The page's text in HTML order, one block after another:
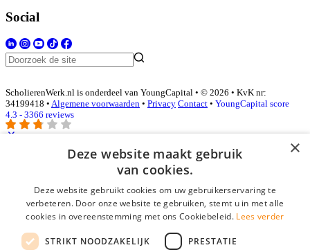
Social
ScholierenWerk.nl is onderdeel van YoungCapital • © 2026 • KvK nr:
34199418 • Algemene voorwaarden • Privacy Contact • YoungCapital score
4.3 - 3366 reviews
E-mail*
Wachtwoord
login gegevens onthouden
×
Deze website maakt gebruik
van cookies.
Deze website gebruikt cookies om uw gebruikerservaring te
verbeteren. Door onze website te gebruiken, stemt u in met alle
cookies in overeenstemming met ons Cookiebeleid. Lees verder
STRIKT NOODZAKELIJK PRESTATIE